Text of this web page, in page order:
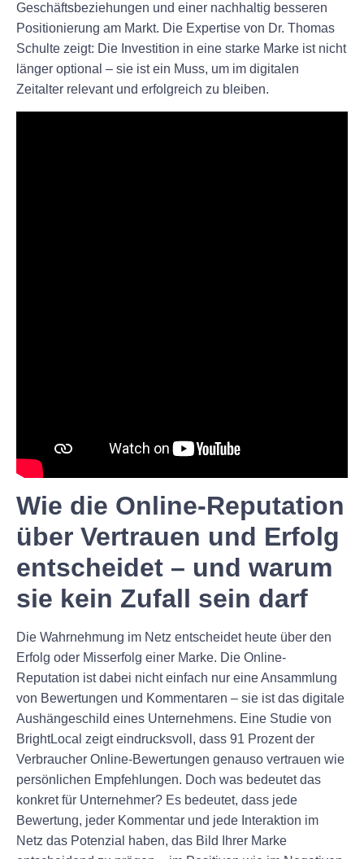
Geschäftsbeziehungen und einer nachhaltig besseren
Positionierung am Markt. Die Expertise von Dr. Thomas
Schulte zeigt: Die Investition in eine starke Marke ist nicht
länger optional – sie ist ein Muss, um im digitalen
Zeitalter relevant und erfolgreich zu bleiben.
Wie die Online-Reputation
über Vertrauen und Erfolg
entscheidet – und warum
sie kein Zufall sein darf
Die Wahrnehmung im Netz entscheidet heute über den
Erfolg oder Misserfolg einer Marke. Die Online-
Reputation ist dabei nicht einfach nur eine Ansammlung
von Bewertungen und Kommentaren – sie ist das digitale
Aushängeschild eines Unternehmens. Eine Studie von
BrightLocal zeigt eindrucksvoll, dass 91 Prozent der
Verbraucher Online-Bewertungen genauso vertrauen wie
persönlichen Empfehlungen. Doch was bedeutet das
konkret für Unternehmer? Es bedeutet, dass jede
Bewertung, jeder Kommentar und jede Interaktion im
Netz das Potenzial haben, das Bild Ihrer Marke